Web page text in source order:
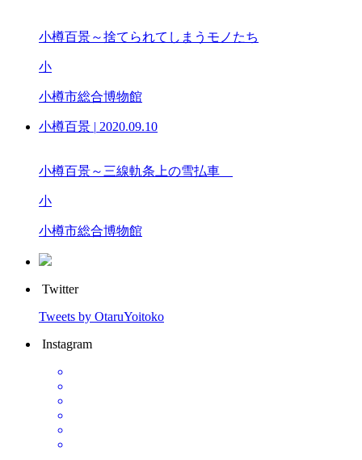
小樽百景～捨てられてしまうモノたち
小
小樽市総合博物館
小樽百景 | 2020.09.10
小樽百景～三線軌条上の雪払車
小
小樽市総合博物館
Twitter
Tweets by OtaruYoitoko
Instagram